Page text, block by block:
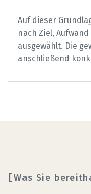
Auf dieser
nach Ziel,
ausgewählt. Die
anschließend
Was Sie